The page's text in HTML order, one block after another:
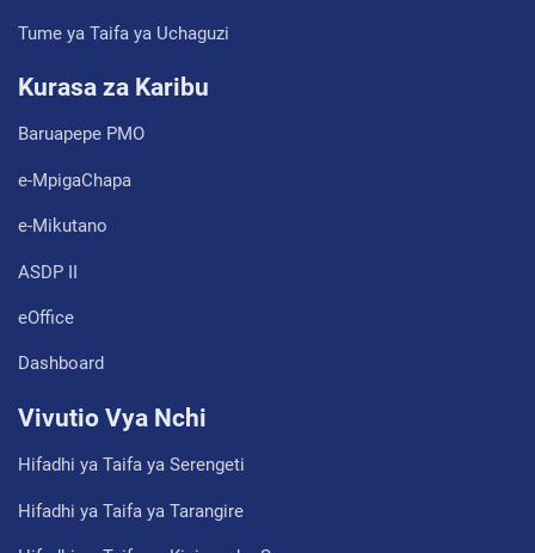
Tume ya Taifa ya Uchaguzi
Kurasa za Karibu
Baruapepe PMO
e-MpigaChapa
e-Mikutano
ASDP II
eOffice
Dashboard
Vivutio Vya Nchi
Hifadhi ya Taifa ya Serengeti
Hifadhi ya Taifa ya Tarangire